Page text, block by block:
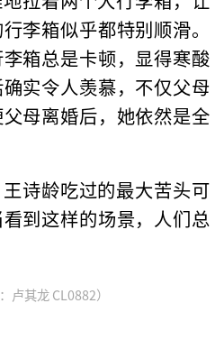
李箱似乎都特别顺滑。
箱总是卡顿，显得寒酸
实令人羡慕，不仅父母
母离婚后，她依然是全
诗龄吃过的最大苦头可
到这样的场景，人们总
卢其龙 CL0882）